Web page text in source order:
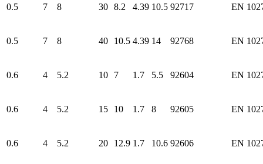
0.5 7 8 30 8.2 4.39 10.5 92717 EN
0.5 7 8 40 10.5 4.39 14 92768 EN
0.6 4 5.2 10 7 1.7 5.5 92604 EN
0.6 4 5.2 15 10 1.7 8 92605 EN
0.6 4 5.2 20 12.9 1.7 10.6 92606 EN